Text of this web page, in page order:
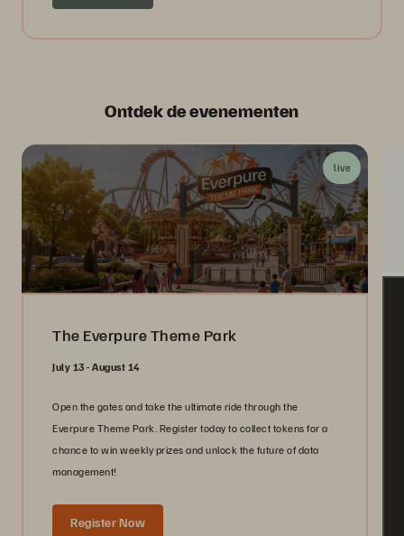
Ontdek de evenementen
live
The Everpure Theme Park
July 13 - August 14
Open the gates and take the ultimate ride through the
Everpure Theme Park. Register today to collect tokens for a
chance to win weekly prizes and unlock the future of data
management!
Register Now